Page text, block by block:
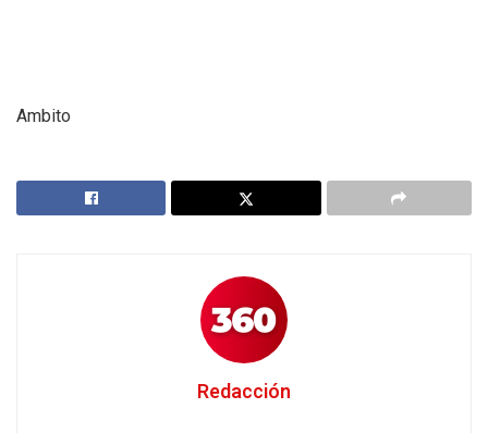
Ambito
Redacción